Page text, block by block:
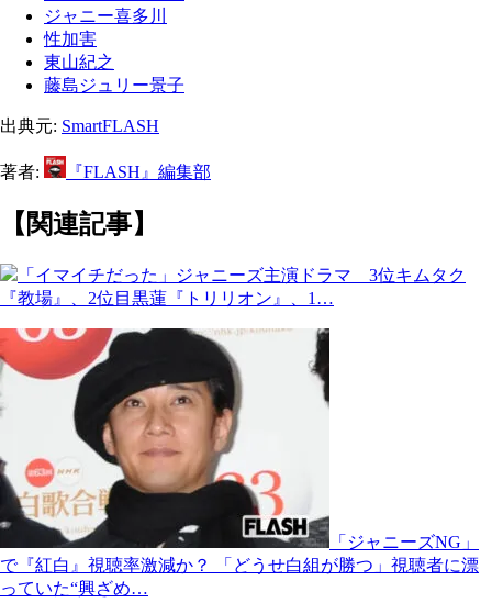
ジャニー喜多川
性加害
東山紀之
藤島ジュリー景子
出典元: SmartFLASH
著者: 『FLASH』編集部
【関連記事】
「イマイチだった」ジャニーズ主演ドラマ 3位キムタク
『教場』、2位目黒蓮『トリリオン』、1…
「ジャニーズNG」
で『紅白』視聴率激減か？ 「どうせ白組が勝つ」視聴者に漂
っていた“興ざめ…